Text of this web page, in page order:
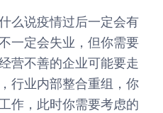
说疫情过后一定会有
一定会失业，但你需要
营不善的企业可能要走
行业内部整合重组，你
作，此时你需要考虑的